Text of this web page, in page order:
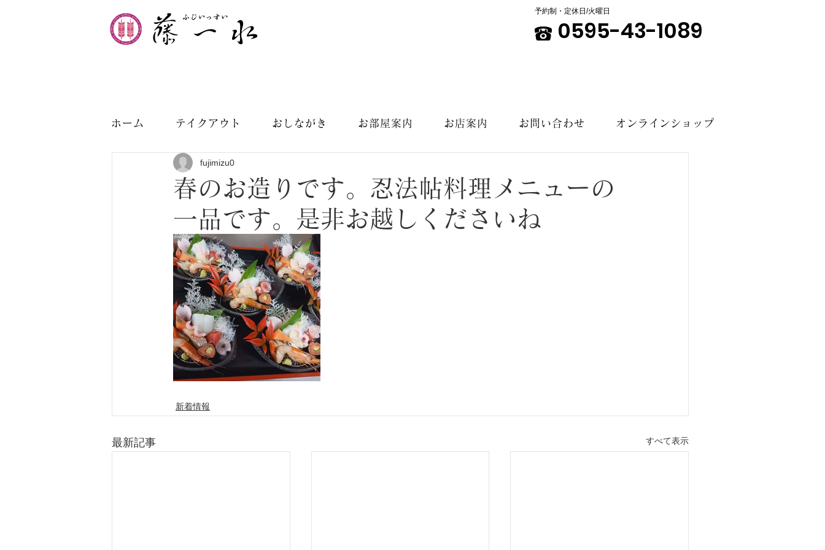
0595-43-1089
予約制・定休日/火曜日
ホーム テイクアウト おしながき お部屋案内 お店案内 お問い合わせ オンラインショップ
春のお造りです。忍法帖料理メニューの
一品です。是非お越しくださいね
fujimizu0
新着情報
最新記事 すべて表示